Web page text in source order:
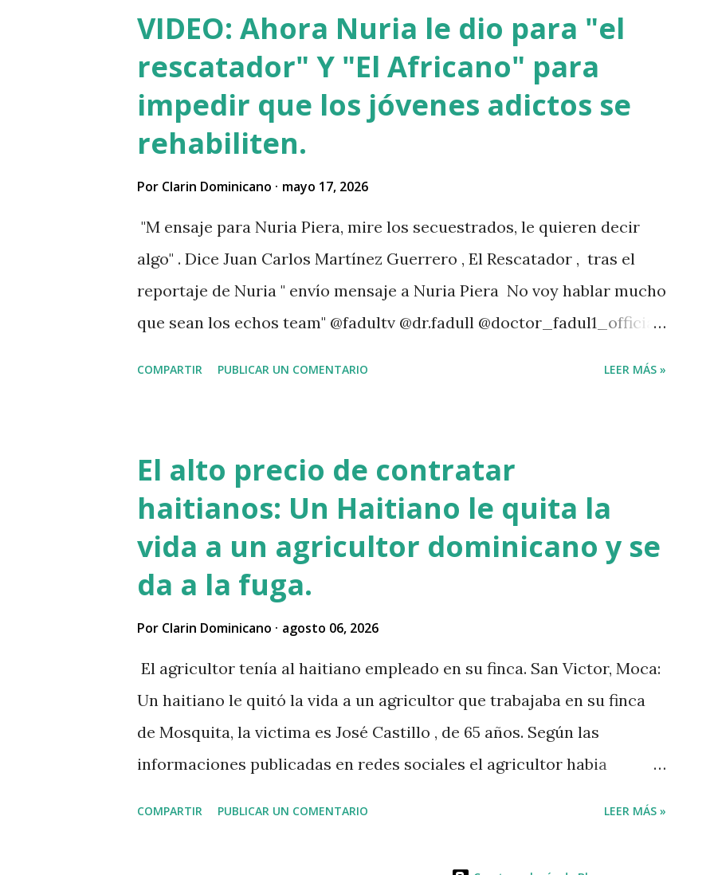
VIDEO: Ahora Nuria le dio para "el
rescatador" Y "El Africano" para
impedir que los jóvenes adictos se
rehabiliten.
Por Clarin Dominicano mayo 17, 2026
"M ensaje para Nuria Piera, mire los secuestrados, le quieren decir
algo" . Dice Juan Carlos Martínez Guerrero , El Rescatador , tras el
reportaje de Nuria " envío mensaje a Nuria Piera No voy hablar mucho
que sean los echos team" @fadultv @dr.fadull @doctor_fadul1_official
martinez Guerrero (@elrescatador528) Mas abajo de dejamos el video
del reportaje de Nuria Piera PARTE 1 PARTE 2
COMPARTIR PUBLICAR UN COMENTARIO LEER MÁS »
El alto precio de contratar
haitianos: Un Haitiano le quita la
vida a un agricultor dominicano y se
da a la fuga.
Por Clarin Dominicano agosto 06, 2026
El agricultor tenía al haitiano empleado en su finca. San Victor, Moca:
Un haitiano le quitó la vida a un agricultor que trabajaba en su finca
de Mosquita, la victima es José Castillo , de 65 años. Según las
informaciones publicadas en redes sociales el agricultor habia
COMPARTIR PUBLICAR UN COMENTARIO LEER MÁS »